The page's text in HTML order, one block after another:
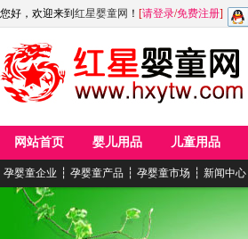
您好，欢迎来到 红星婴童网 ！ [请登录/免费注册]
网站首页 婴儿用品 儿童用品
孕婴童企业 ┆ 孕婴童产品 ┆ 孕婴童市场 ┆ 新闻中心